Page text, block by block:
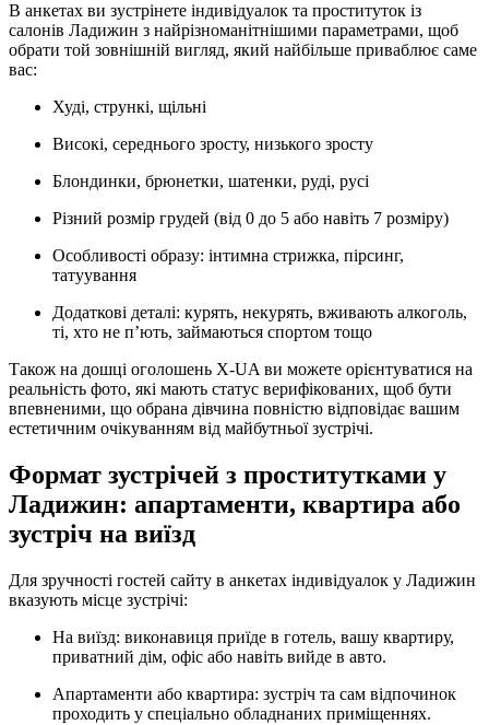
В анкетах ви зустрінете індивідуалок та проституток із
салонів Ладижин з найрізноманітнішими параметрами, щоб
обрати той зовнішній вигляд, який найбільше приваблює саме
вас:
Худі, стрункі, щільні
Високі, середнього зросту, низького зросту
Блондинки, брюнетки, шатенки, руді, русі
Різний розмір грудей (від 0 до 5 або навіть 7 розміру)
Особливості образу: інтимна стрижка, пірсинг,
татуування
Додаткові деталі: курять, некурять, вживають алкоголь,
ті, хто не п’ють, займаються спортом тощо
Також на дошці оголошень X-UA ви можете орієнтуватися на
реальність фото, які мають статус верифікованих, щоб бути
впевненими, що обрана дівчина повністю відповідає вашим
естетичним очікуванням від майбутньої зустрічі.
Формат зустрічей з проститутками у
Ладижин: апартаменти, квартира або
зустріч на виїзд
Для зручності гостей сайту в анкетах індивідуалок у Ладижин
вказують місце зустрічі:
На виїзд: виконавиця приїде в готель, вашу квартиру,
приватний дім, офіс або навіть вийде в авто.
Апартаменти або квартира: зустріч та сам відпочинок
проходить у спеціально обладнаних приміщеннях.